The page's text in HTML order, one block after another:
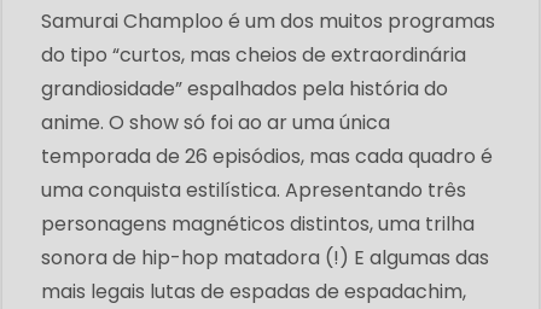
Samurai Champloo é um dos muitos programas
do tipo “curtos, mas cheios de extraordinária
grandiosidade” espalhados pela história do
anime. O show só foi ao ar uma única
temporada de 26 episódios, mas cada quadro é
uma conquista estilística. Apresentando três
personagens magnéticos distintos, uma trilha
sonora de hip-hop matadora (!) E algumas das
mais legais lutas de espadas de espadachim,